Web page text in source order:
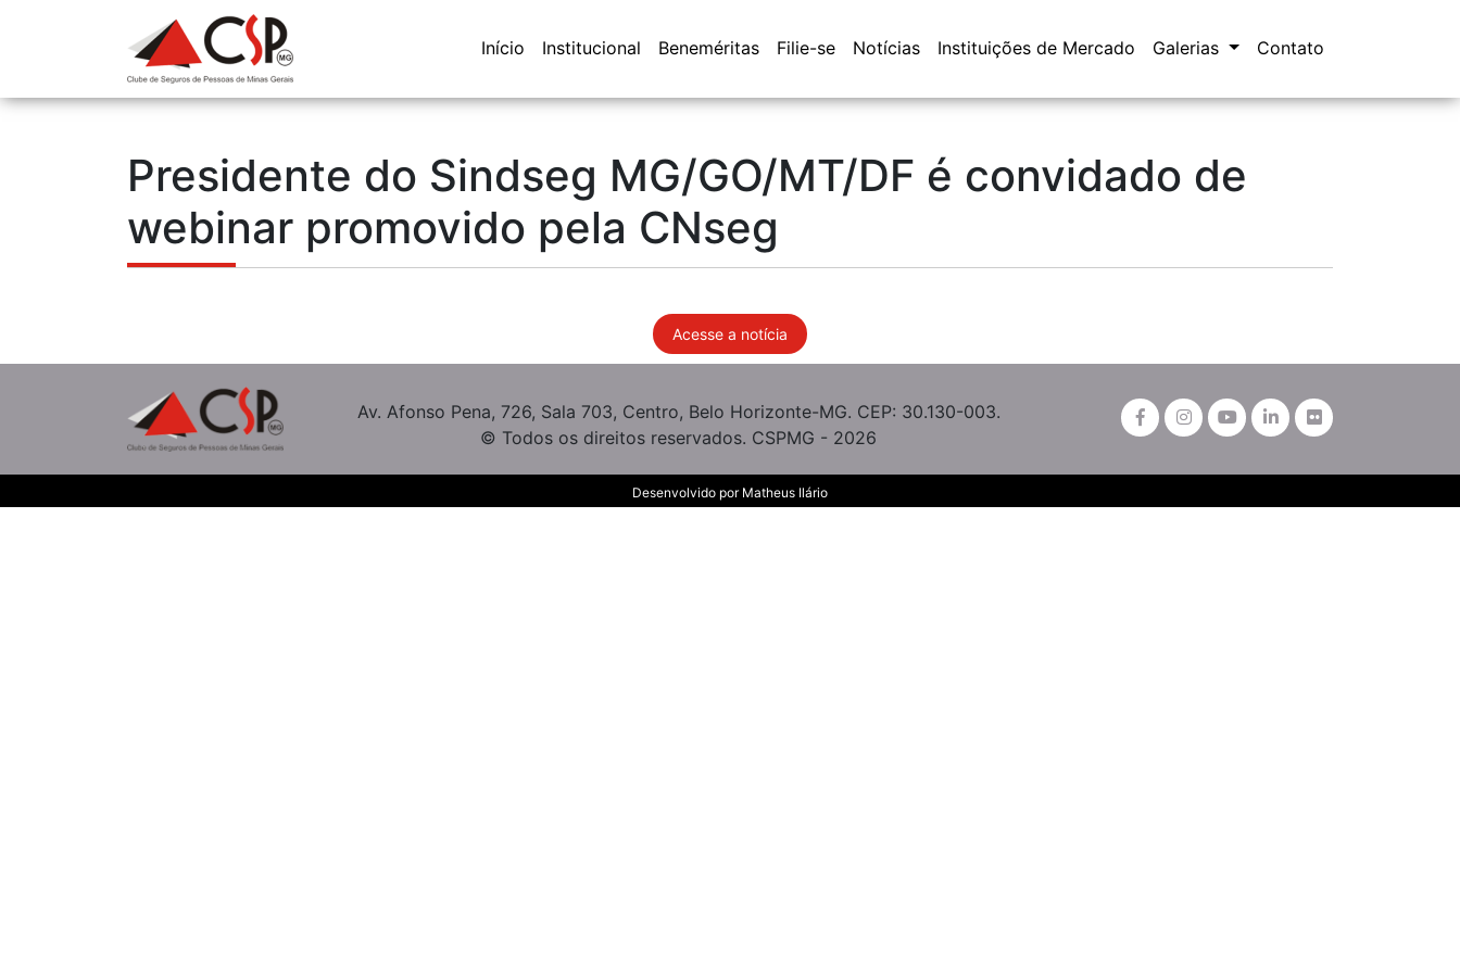
Início Institucional Beneméritas Filie-se Notícias Instituições de Mercado Galerias Contato
Presidente do Sindseg MG/GO/MT/DF é convidado de
webinar promovido pela CNseg
Acesse a notícia
Av. Afonso Pena, 726, Sala 703, Centro, Belo Horizonte-MG. CEP: 30.130-003.
© Todos os direitos reservados. CSPMG - 2026
Desenvolvido por Matheus Ilário